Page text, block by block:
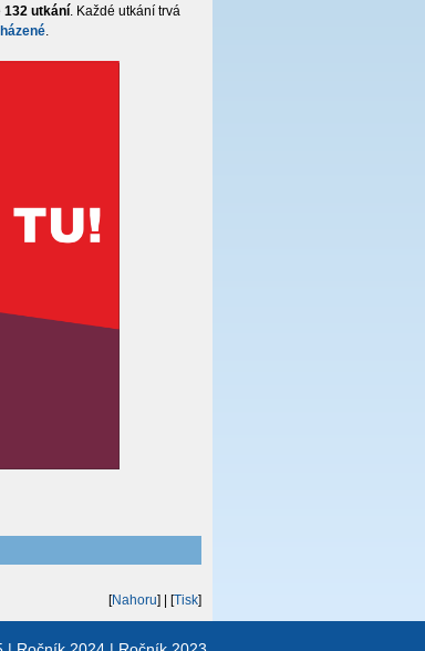
132 utkání. Každé utkání trvá
.
[Nahoru] | [Tisk]